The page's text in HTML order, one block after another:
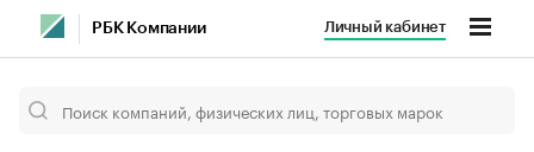
РБК Компании Личный кабинет